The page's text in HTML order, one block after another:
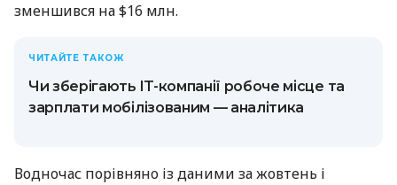
зменшився на $16 млн.
ЧИТАЙТЕ ТАКОЖ
Чи зберігають IT-компанії робоче місце та
зарплати мобілізованим — аналітика
Водночас порівняно із даними за жовтень і